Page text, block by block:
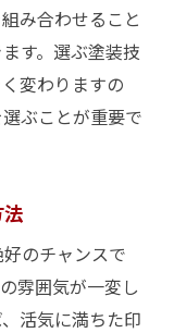
境にも配慮し
方
塗装
のポイント
み合わせること
す。選ぶ塗装技
変わりますの
ぶことが重要で
のチャンスで
雰囲気が一変し
活気に満ちた印